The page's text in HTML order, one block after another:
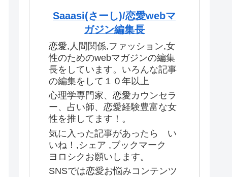
Saaasi(さーし)/恋愛webマ
ガジン編集長
恋愛,人間関係,ファッション,女
性のためのwebマガジンの編集
長をしています。いろんな記事
の編集をして１０年以上
心理学専門家、恋愛カウンセラ
ー、占い師、恋愛経験豊富な女
性を推してます！。
気に入った記事があったら い
いね！,シェア ,ブックマーク
ヨロシクお願いします。
SNSでは恋愛お悩みコンテンツ